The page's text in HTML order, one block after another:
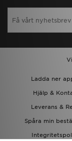
Ladda ner
Hjälp &
Leverans &
Spåra min